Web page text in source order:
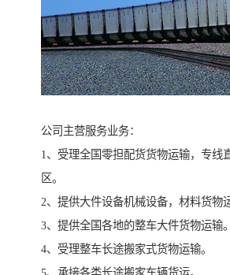
公司主营服务业务：
1、受理全国零担配货货物运输，专线
区。
2、提供大件设备机械设备，材料货物
3、提供全国各地的整车大件货物运输。
4、受理整车长途搬家式货物运输。